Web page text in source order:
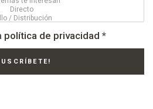
política de privacidad *